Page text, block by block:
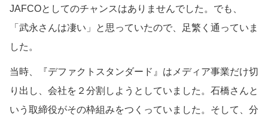
JAFCOとしてのチャンスはありませんでした。でも、
「武永さんは凄い」と思っていたので、足繁く通っていま
した。
当時、『デファクトスタンダード』はメディア事業だけ切
り出し、会社を２分割しようとしていました。石橋さんと
いう取締役がその枠組みをつくっていました。そして、分